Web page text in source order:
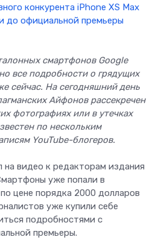
смартфонов Google
все подробности о грядущих
сейчас. На сегодняшний день
Айфонов рассекречен
фотографиях или в утечках
по нескольким
YouTube-блогеров.
на видео к редакторам издания
уже попали в
цене порядка 2000 долларов
уже купили себе
подробностями с
премьеры.